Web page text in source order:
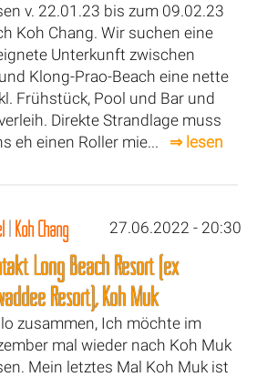
v. 22.01.23 bis zum 09.02.23
Koh Chang. Wir suchen eine
Unterkunft zwischen
Klong-Prao-Beach eine nette
Frühstück, Pool und Bar und
Direkte Strandlage muss
eh einen Roller mie... ⇒ lesen
|Koh Chang 27.06.2022 - 20:30
Long Beach Resort (ex
Resort), Koh Muk
zusammen, Ich möchte im
mal wieder nach Koh Muk
Mein letztes Mal Koh Muk ist